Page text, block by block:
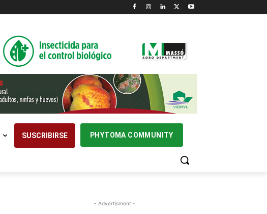
SUSCRIBIRSE PHYTOMA COMMUNITY
- Advertisment -